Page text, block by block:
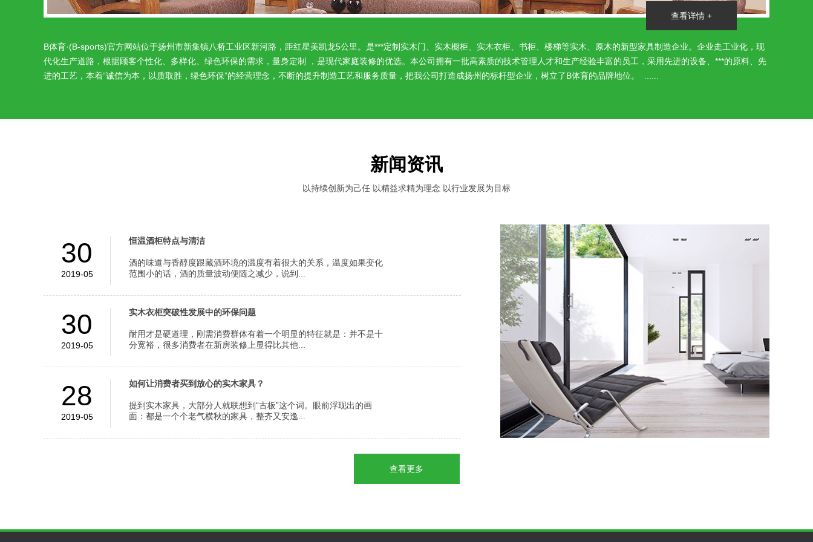
查看详情 +
B体育·(B-sports)官方网站位于扬州市新集镇八桥工业区新河路，距红星美凯龙5公里。是***定制实木门、实木橱柜、实木衣柜、书柜、楼梯等实木、原木的新型家具制造企业。企业走工业化，现
代化生产道路，根据顾客个性化、多样化、绿色环保的需求，量身定制 ，是现代家庭装修的优选。本公司拥有一批高素质的技术管理人才和生产经验丰富的员工，采用先进的设备、***的原料、先
进的工艺，本着“诚信为本，以质取胜，绿色环保”的经营理念，不断的提升制造工艺和服务质量，把我公司打造成扬州的标杆型企业，树立了B体育的品牌地位。 ......
新闻资讯
以持续创新为己任 以精益求精为理念 以行业发展为目标
30
2019-05
恒温酒柜特点与清洁
酒的味道与香醇度跟藏酒环境的温度有着很大的关系，温度如果变化
范围小的话，酒的质量波动便随之减少，说到...
30
2019-05
实木衣柜突破性发展中的环保问题
耐用才是硬道理，刚需消费群体有着一个明显的特征就是：并不是十
分宽裕，很多消费者在新房装修上显得比其他...
28
2019-05
如何让消费者买到放心的实木家具？
提到实木家具，大部分人就联想到“古板”这个词。眼前浮现出的画
面：都是一个个老气横秋的家具，整齐又安逸...
查看更多